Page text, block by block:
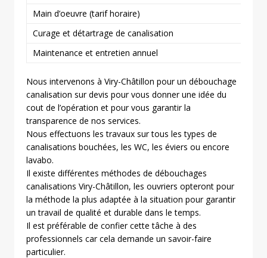
Main d’oeuvre (tarif horaire)
Curage et détartrage de canalisation
Maintenance et entretien annuel
Nous intervenons à Viry-Châtillon pour un débouchage
canalisation sur devis pour vous donner une idée du
cout de l’opération et pour vous garantir la
transparence de nos services.
Nous effectuons les travaux sur tous les types de
canalisations bouchées, les WC, les éviers ou encore
lavabo.
Il existe différentes méthodes de débouchages
canalisations Viry-Châtillon, les ouvriers opteront pour
la méthode la plus adaptée à la situation pour garantir
un travail de qualité et durable dans le temps.
Il est préférable de confier cette tâche à des
professionnels car cela demande un savoir-faire
particulier.